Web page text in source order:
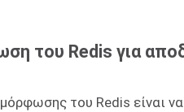
του Redis για
του Redis είναι